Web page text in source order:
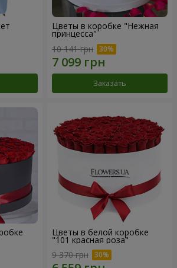
Цветы в коробке "Нежная
принцесса"
10 141 грн
Заказать
Цветы в белой коробке
"101 красная роза"
9 370 грн